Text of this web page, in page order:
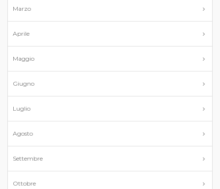
Marzo
Aprile
Maggio
Giugno
Luglio
Agosto
Settembre
Ottobre